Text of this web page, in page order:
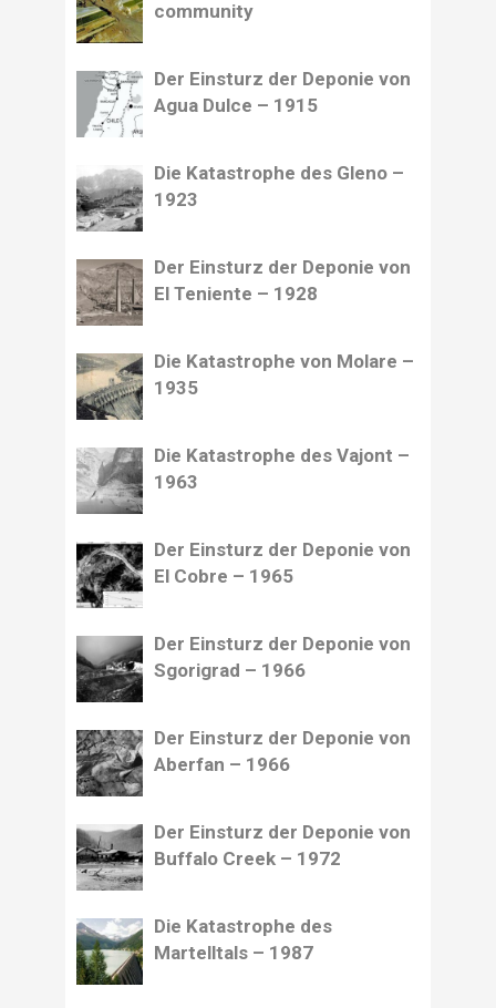
community
Der Einsturz der Deponie von
Agua Dulce – 1915
Die Katastrophe des Gleno –
1923
Der Einsturz der Deponie von
El Teniente – 1928
Die Katastrophe von Molare –
1935
Die Katastrophe des Vajont –
1963
Der Einsturz der Deponie von
El Cobre – 1965
Der Einsturz der Deponie von
Sgorigrad – 1966
Der Einsturz der Deponie von
Aberfan – 1966
Der Einsturz der Deponie von
Buffalo Creek – 1972
Die Katastrophe des
Martelltals – 1987